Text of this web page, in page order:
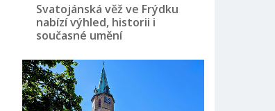
Svatojánská věž ve Frýdku
nabízí výhled, historii i
současné umění